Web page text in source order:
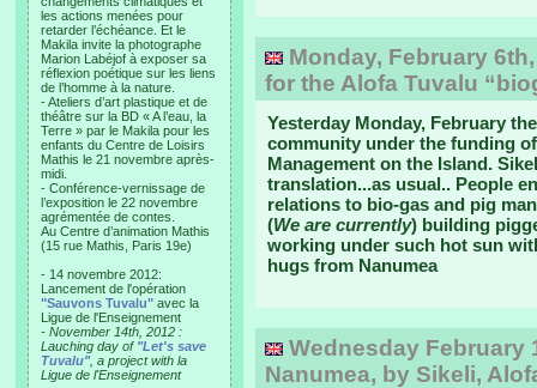
les actions menées pour
retarder l’échéance. Et le
Makila invite la photographe
Marion Labéjof à exposer sa
réflexion poétique sur les liens
de l’homme à la nature.
- Ateliers d’art plastique et de
théâtre sur la BD « A l’eau, la
Terre » par le Makila pour les
enfants du Centre de Loisirs
Mathis le 21 novembre après-
midi.
- Conférence-vernissage de
l’exposition le 22 novembre
agrémentée de contes.
Au Centre d’animation Mathis
(15 rue Mathis, Paris 19e)
- 14 novembre 2012:
Lancement de l'opération
"Sauvons Tuvalu" avec la
Ligue de l'Enseignement
- November 14th, 2012 :
Lauching day of "Let's save
Tuvalu", a project with la
Ligue de l'Enseignement
Monday, February
for the Alofa Tuvalu
Yesterday Monday, February
community under the funding
Management on the Island.
translation...as usual.. People
relations to bio-gas and pig
(We are currently) building
working under such hot sun
hugs from Nanumea
Wednesday February
Nanumea, by Sikeli,